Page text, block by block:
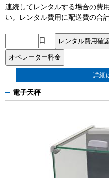
連続してレンタルする場合の費
い。レンタル費用に配送費の合
日
詳細
電子天秤